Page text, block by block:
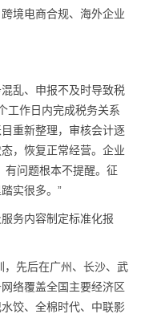
境电商合规、海外企业
乱、申报不及时导致税
工作日内完成税务关系
重新整理，审核会计逐
，恢复正常经营。企业
有问题根本不提醒。征
实很多。”
务内容制定标准化报
，先后在广州、长沙、武
络覆盖全国主要经济区
饺、全棉时代、中联影